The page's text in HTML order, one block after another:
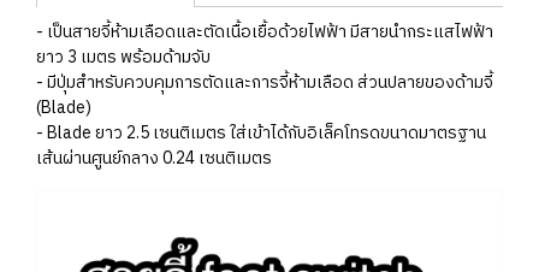
- เป็นสายจี้ห้ามเลือดและตัดเนื้อเยื้อด้วยไฟฟ้า มีสายนำกระแสไฟฟ้า
ยาว 3 เมตร พร้อมด้ามจับ
- มีปุ่มสำหรับควบคุมการตัดและการจี้ห้ามเลือด ส่วนปลายของด้ามจี้
(Blade)
- Blade ยาว 2.5 เซนติเมตร ใส่เข้าได้กับอิเล็คโทรดขนาดมาตรฐาน
เส้นผ่านศูนย์กลาง 0.24 เซนติเมตร